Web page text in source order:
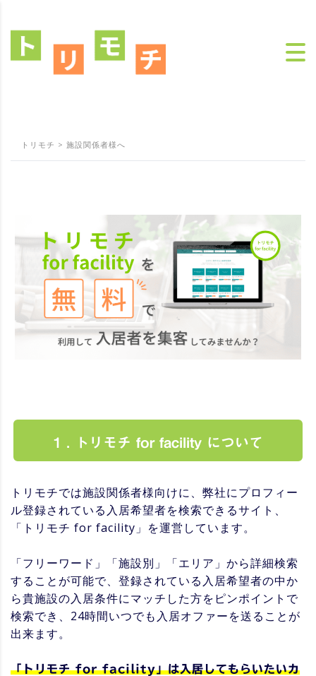
トリモチ > 施設関係者様へ
1 . トリモチ for facility について
トリモチでは施設関係者様向けに、弊社にプロフィー
ル登録されている入居希望者を検索できるサイト、
「トリモチ for facility」を運営しています。
「フリーワード」「施設別」「エリア」から詳細検索
することが可能で、登録されている入居希望者の中か
ら貴施設の入居条件にマッチした方をピンポイントで
検索でき、24時間いつでも入居オファーを送ることが
出来ます。
「トリモチ for facility」は入居してもらいたいカ